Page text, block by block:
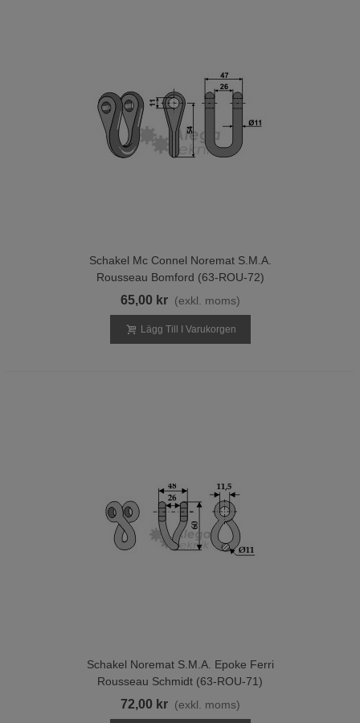
Schakel Mc Connel Noremat S.M.A.
Rousseau Bomford (63-ROU-72)
65,00 kr (exkl. moms)
Lägg Till I Varukorgen
Schakel Noremat S.M.A. Epoke Ferri
Rousseau Schmidt (63-ROU-71)
72,00 kr (exkl. moms)